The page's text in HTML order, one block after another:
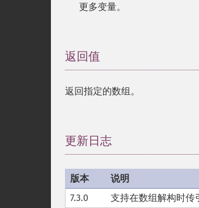
更多变量。
返回值
返回指定的数组。
更新日志
版本
说明
7.3.0
支持在数组解构时传